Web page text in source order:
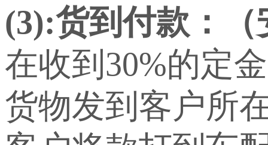
(3):货到付款：
在收到30%的定
货物发到客户所